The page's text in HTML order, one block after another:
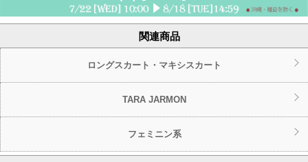
関連商品
ロングスカート・マキシスカート
TARA JARMON
フェミニン系